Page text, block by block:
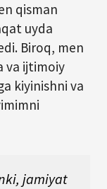
qisman
uyda
Biroq, men
va ijtimoiy
kiyinishni va
jamiyat